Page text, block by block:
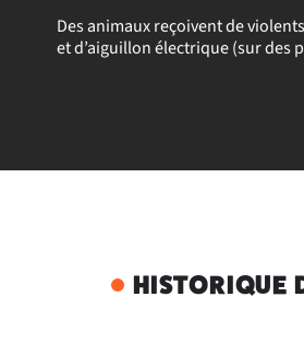
Des animaux reçoivent de
et d’aiguillon électrique (sur des
HISTORIQUE